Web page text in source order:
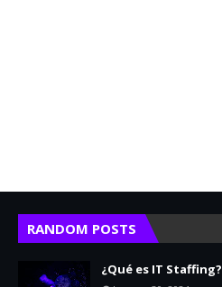
RANDOM POSTS
¿Qué es IT Staffing?